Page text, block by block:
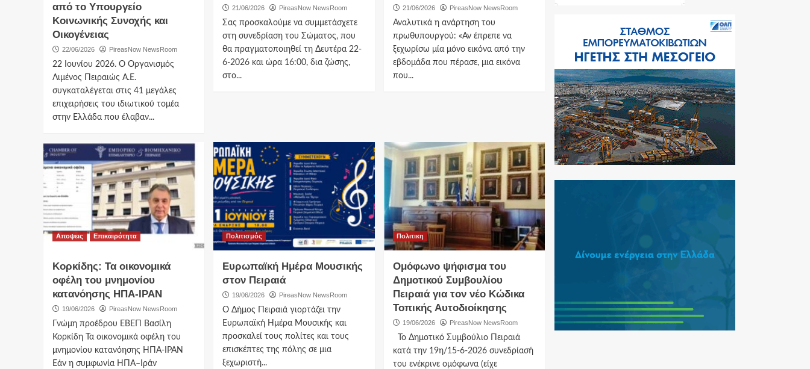
από το Υπουργείο
Κοινωνικής Συνοχής και
Οικογένειας
22/06/2026 PireasNow NewsRoom
22 Ιουνίου 2026. Ο Οργανισμός
Λιμένος Πειραιώς Α.Ε.
συγκαταλέγεται στις 41 μεγάλες
επιχειρήσεις του ιδιωτικού τομέα
στην Ελλάδα που έλαβαν...
21/06/2026 PireasNow NewsRoom
Σας προσκαλούμε να συμμετάσχετε
στη συνεδρίαση του Σώματος, που
θα πραγματοποιηθεί τη Δευτέρα 22-
6-2026 και ώρα 16:00, δια ζώσης,
στο...
21/06/2026 PireasNow NewsRoom
Αναλυτικά η ανάρτηση του
πρωθυπουργού: «Αν έπρεπε να
ξεχωρίσω μία μόνο εικόνα από την
εβδομάδα που πέρασε, μια εικόνα
που...
Αποψεις Επικαιρότητα
Κορκίδης: Τα οικονομικά
οφέλη του μνημονίου
κατανόησης ΗΠΑ-ΙΡΑΝ
19/06/2026 PireasNow NewsRoom
Γνώμη προέδρου ΕΒΕΠ Βασίλη
Κορκίδη Τα οικονομικά οφέλη του
μνημονίου κατανόησης ΗΠΑ-ΙΡΑΝ
Εάν η συμφωνία ΗΠΑ–Ιράν
Πολιτισμός
Ευρωπαϊκή Ημέρα Μουσικής
στον Πειραιά
19/06/2026 PireasNow NewsRoom
Ο Δήμος Πειραιά γιορτάζει την
Ευρωπαϊκή Ημέρα Μουσικής και
προσκαλεί τους πολίτες και τους
επισκέπτες της πόλης σε μια
ξεχωριστή...
Πολιτικη
Ομόφωνο ψήφισμα του
Δημοτικού Συμβουλίου
Πειραιά για τον νέο Κώδικα
Τοπικής Αυτοδιοίκησης
19/06/2026 PireasNow NewsRoom
Το Δημοτικό Συμβούλιο Πειραιά
κατά την 19η/15-6-2026 συνεδρίασή
του ενέκρινε ομόφωνα (είχε